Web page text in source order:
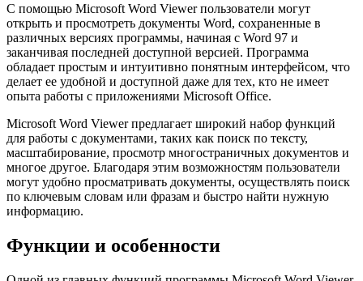
С помощью Microsoft Word Viewer пользователи могут
открыть и просмотреть документы Word, сохраненные в
различных версиях программы, начиная с Word 97 и
заканчивая последней доступной версией. Программа
обладает простым и интуитивно понятным интерфейсом, что
делает ее удобной и доступной даже для тех, кто не имеет
опыта работы с приложениями Microsoft Office.
Microsoft Word Viewer предлагает широкий набор функций
для работы с документами, таких как поиск по тексту,
масштабирование, просмотр многостраничных документов и
многое другое. Благодаря этим возможностям пользователи
могут удобно просматривать документы, осуществлять поиск
по ключевым словам или фразам и быстро найти нужную
информацию.
Функции и особенности